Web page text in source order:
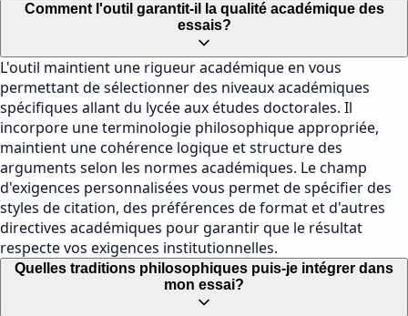
Comment l'outil garantit-il la qualité académique des
essais?
L'outil maintient une rigueur académique en vous
permettant de sélectionner des niveaux académiques
spécifiques allant du lycée aux études doctorales. Il
incorpore une terminologie philosophique appropriée,
maintient une cohérence logique et structure des
arguments selon les normes académiques. Le champ
d'exigences personnalisées vous permet de spécifier des
styles de citation, des préférences de format et d'autres
directives académiques pour garantir que le résultat
respecte vos exigences institutionnelles.
Quelles traditions philosophiques puis-je intégrer dans
mon essai?